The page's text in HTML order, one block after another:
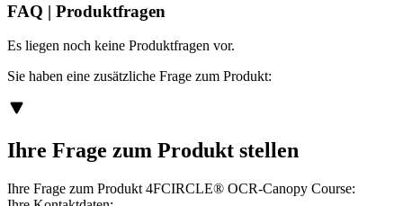
FAQ | Produktfragen
Es liegen noch keine Produktfragen vor.
Sie haben eine zusätzliche Frage zum Produkt:
Ihre Frage zum Produkt stellen
Ihre Frage zum Produkt 4FCIRCLE® OCR-Canopy Course: